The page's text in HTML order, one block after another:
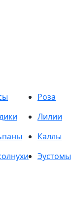
Роза
Лилии
Каллы
Эустомы